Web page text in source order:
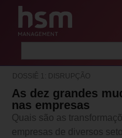
DOSSIÊ 1: DISRUPÇÃO
As dez grandes
nas empresas
Quais são as
empresas de diversos